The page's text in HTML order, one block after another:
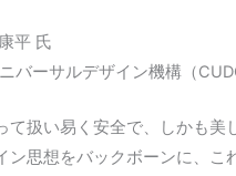
平 氏
バーサルデザイン機構（
て扱い易く安全で、しかも美
ン思想をバックボーンに、こ